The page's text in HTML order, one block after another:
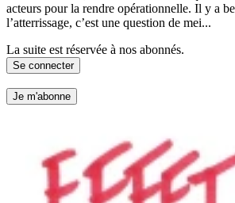
acteurs pour la rendre opérationnelle. Il y a
l’atterrissage, c’est une question de mei...
La suite est réservée à nos abonnés.
Se connecter
Je m'abonne